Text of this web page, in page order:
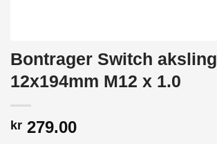
Bontrager Switch aksling
12x194mm M12 x 1.0
kr 279.00